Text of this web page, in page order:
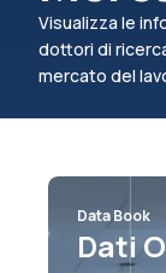
Visualizza le
dottori di
mercato del
Data Book
Dati